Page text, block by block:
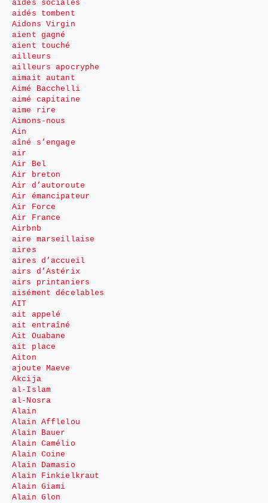
aides sociales
aidés tombent
Aidons Virgin
aient gagné
aient touché
ailleurs
ailleurs apocryphe
aimait autant
Aimé Bacchelli
aimé capitaine
aime rire
Aimons-nous
Ain
aîné s’engage
air
Air Bel
Air breton
Air d’autoroute
Air émancipateur
Air Force
Air France
Airbnb
aire marseillaise
aires
aires d’accueil
airs d’Astérix
airs printaniers
aisément décelables
AIT
ait appelé
ait entraîné
Ait Ouabane
ait place
Aiton
ajoute Maeve
Akcija
al-Islam
al-Nosra
Alain
Alain Afflelou
Alain Bauer
Alain Camélio
Alain Coine
Alain Damasio
Alain Finkielkraut
Alain Giami
Alain Glon